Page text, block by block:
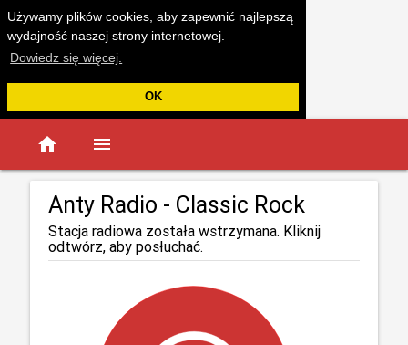
Używamy plików cookies, aby zapewnić najlepszą
wydajność naszej strony internetowej.
Dowiedz się więcej.
OK
home menu
Anty Radio - Classic Rock
Stacja radiowa została wstrzymana. Kliknij
odtwórz, aby posłuchać.